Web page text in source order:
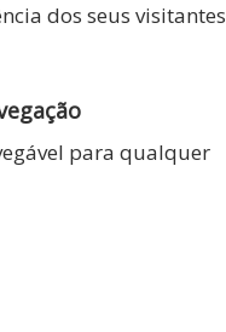
dos seus visitantes
para qualquer